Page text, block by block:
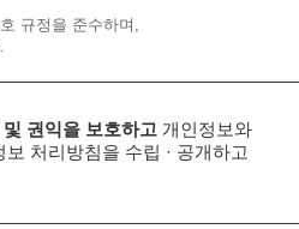
규정을 준수하며,
권익을 보호하고 개인정보와
처리방침을 수립 · 공개하고